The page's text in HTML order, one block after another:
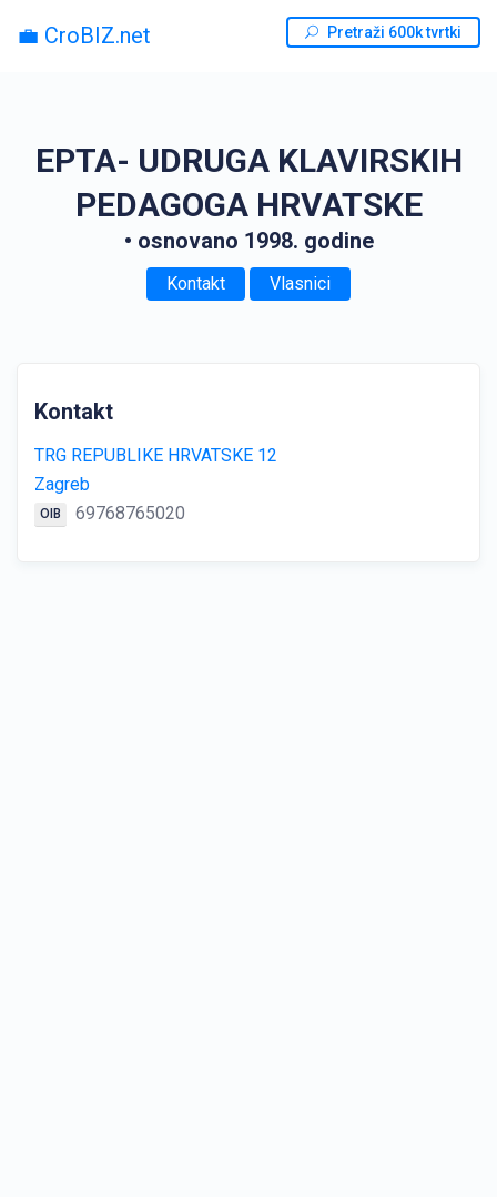
💼 CroBIZ.net Pretraži 600k tvrtki
EPTA- UDRUGA KLAVIRSKIH
PEDAGOGA HRVATSKE
• osnovano 1998. godine
Kontakt Vlasnici
Kontakt
TRG REPUBLIKE HRVATSKE 12
Zagreb
OIB 69768765020